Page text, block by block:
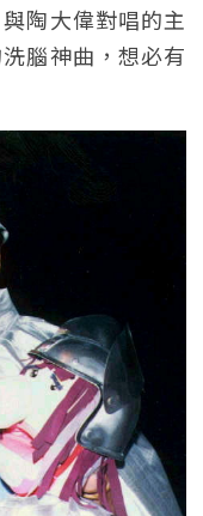
陶大偉對唱的主
腦神曲，想必有